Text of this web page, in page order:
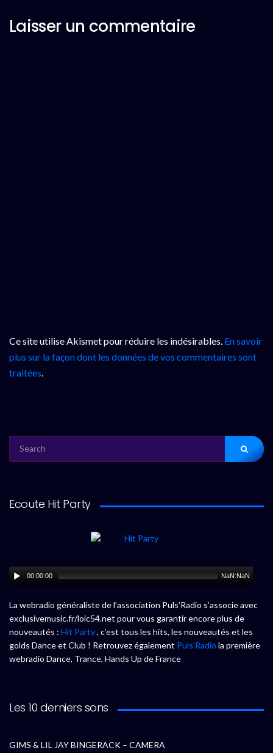
Laisser un commentaire
Ce site utilise Akismet pour réduire les indésirables. En savoir
plus sur la façon dont les données de vos commentaires sont
traitées.
FOR:
Ecoute Hit Party
00:00:00 NaN:NaN
La webradio généraliste de l’association Puls’Radio s’associe avec
exclusivemusic.fr/loic54.net pour vous garantir encore plus de
nouveautés : Hit Party, c’est tous les hits, les nouveautés et les
golds Dance et Club ! Retrouvez également Puls’Radio la première
webradio Dance, Trance, Hands Up de France
Les 10 derniers sons
GIMS & LIL JAY BINGERACK – CAMERA